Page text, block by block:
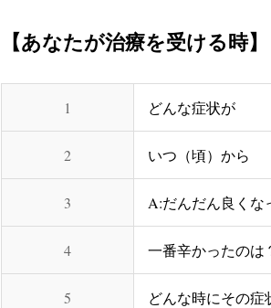
【あなたが治療を受ける時】
1 どんな症状が
2 いつ（頃）から
3 A:だんだん良く
4 一番辛かったのは
5 どんな時にその症